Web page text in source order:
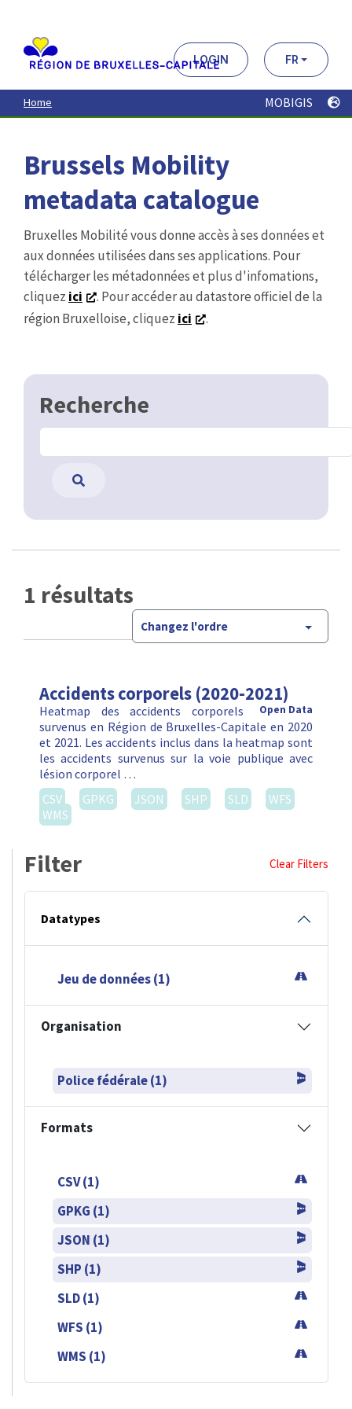
contenu
principal
LOGIN FR
Home MOBIGIS
Brussels Mobility
metadata catalogue
Bruxelles Mobilité vous donne accès à ses données et
aux données utilisées dans ses applications. Pour
télécharger les métadonnées et plus d'infomations,
cliquez ici
. Pour accéder au datastore officiel de la
région Bruxelloise, cliquez ici .
Recherche
1 résultats
Changez l'ordre
Accidents corporels (2020-2021)
Open Data
Heatmap des accidents corporels
survenus en Région de Bruxelles-Capitale en 2020
et 2021. Les accidents inclus dans la heatmap sont
les accidents survenus sur la voie publique avec
lésion corporel …
CSV
GPKG JSON SHP SLD
WFS
WMS
Filter Clear Filters
Datatypes
Jeu de données (1)
Organisation
Police fédérale (1)
Formats
CSV (1)
GPKG (1)
JSON (1)
SHP (1)
SLD (1)
WFS (1)
WMS (1)